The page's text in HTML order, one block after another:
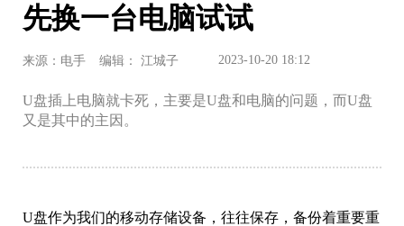
先换一台电脑试试
来源：电手 编辑： 江城子 2023-10-20 18:12
U盘插上电脑就卡死，主要是U盘和电脑的问题，而U盘
又是其中的主因。
U盘作为我们的移动存储设备，往往保存，备份着重要重